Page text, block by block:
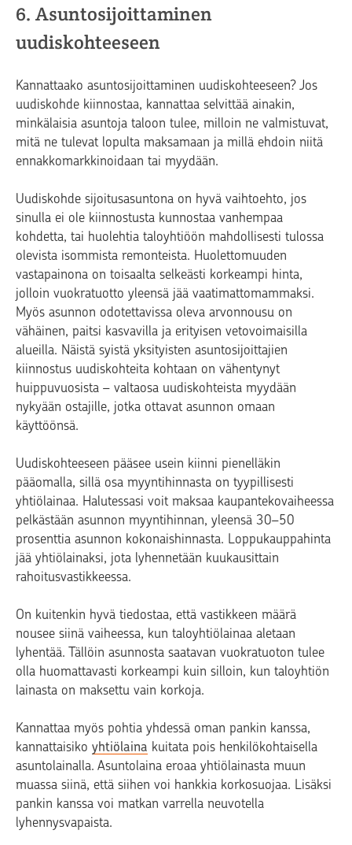
6. Asuntosijoittaminen
uudiskohteeseen
Kannattaako asuntosijoittaminen uudiskohteeseen? Jos
uudiskohde kiinnostaa, kannattaa selvittää ainakin,
minkälaisia asuntoja taloon tulee, milloin ne valmistuvat,
mitä ne tulevat lopulta maksamaan ja millä ehdoin niitä
ennakkomarkkinoidaan tai myydään.
Uudiskohde sijoitusasuntona on hyvä vaihtoehto, jos
sinulla ei ole kiinnostusta kunnostaa vanhempaa
kohdetta, tai huolehtia taloyhtiöön mahdollisesti tulossa
olevista isommista remonteista. Huolettomuuden
vastapainona on toisaalta selkeästi korkeampi hinta,
jolloin vuokratuotto yleensä jää vaatimattomammaksi.
Myös asunnon odotettavissa oleva arvonnousu on
vähäinen, paitsi kasvavilla ja erityisen vetovoimaisilla
alueilla. Näistä syistä yksityisten asuntosijoittajien
kiinnostus uudiskohteita kohtaan on vähentynyt
huippuvuosista – valtaosa uudiskohteista myydään
nykyään ostajille, jotka ottavat asunnon omaan
käyttöönsä.
Uudiskohteeseen pääsee usein kiinni pienelläkin
pääomalla, sillä osa myyntihinnasta on tyypillisesti
yhtiölainaa. Halutessasi voit maksaa kaupantekovaiheessa
pelkästään asunnon myyntihinnan, yleensä 30–50
prosenttia asunnon kokonaishinnasta. Loppukauppahinta
jää yhtiölainaksi, jota lyhennetään kuukausittain
rahoitusvastikkeessa.
On kuitenkin hyvä tiedostaa, että vastikkeen määrä
nousee siinä vaiheessa, kun taloyhtiölainaa aletaan
lyhentää. Tällöin asunnosta saatavan vuokratuoton tulee
olla huomattavasti korkeampi kuin silloin, kun taloyhtiön
lainasta on maksettu vain korkoja.
Kannattaa myös pohtia yhdessä oman pankin kanssa,
kannattaisiko yhtiölaina kuitata pois henkilökohtaisella
asuntolainalla. Asuntolaina eroaa yhtiölainasta muun
muassa siinä, että siihen voi hankkia korkosuojaa. Lisäksi
pankin kanssa voi matkan varrella neuvotella
lyhennysvapaista.